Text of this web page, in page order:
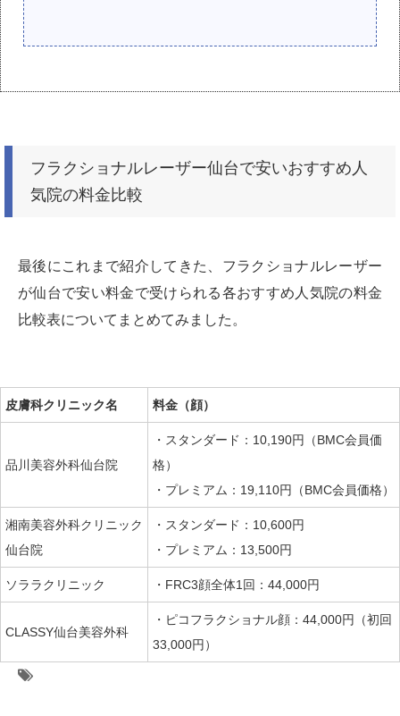
フラクショナルレーザー仙台で安いおすすめ人
気院の料金比較
最後にこれまで紹介してきた、フラクショナルレーザー
が仙台で安い料金で受けられる各おすすめ人気院の料金
比較表についてまとめてみました。
皮膚科クリニック名 料金（顔）
品川美容外科仙台院
・スタンダード：10,190円（BMC会員価
格）
・プレミアム：19,110円（BMC会員価格）
湘南美容外科クリニック
仙台院
・スタンダード：10,600円
・プレミアム：13,500円
ソララクリニック ・FRC3顔全体1回：44,000円
CLASSY仙台美容外科
・ピコフラクショナル顔：44,000円（初回
33,000円）